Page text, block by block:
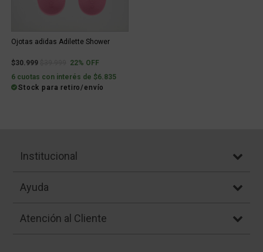
Ojotas adidas Adilette Shower
$30.999 Price reduced from
to22% OFF
6 cuotas con interés de $6.835
Stock para retiro/envío
Institucional
Ayuda
Atención al Cliente